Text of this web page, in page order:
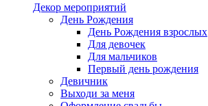
Декор мероприятий
День Рождения
День Рождения взрослых
Для девочек
Для мальчиков
Первый день рождения
Девичник
Выходи за меня